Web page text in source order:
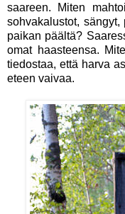
saareen. Miten
sohvakalustot,
paikan päältä?
omat haasteensa.
tiedostaa, että harva
eteen vaivaa.